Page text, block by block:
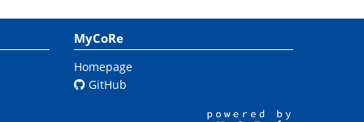
MyCoRe
Homepage
GitHub